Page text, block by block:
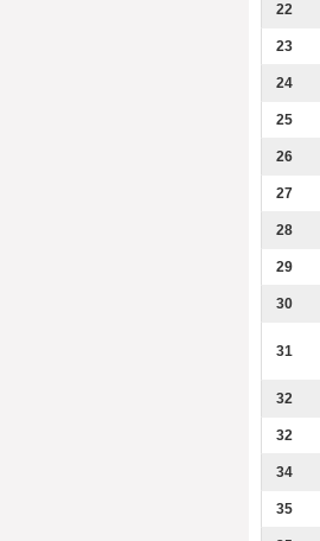
22
23
24
25
26
27
28
29
30
31
32
32
34
35